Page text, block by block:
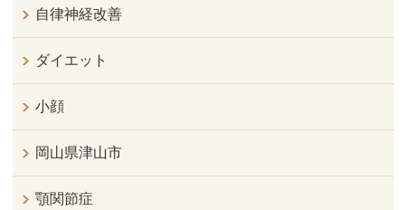
自律神経改善
ダイエット
小顔
岡山県津山市
顎関節症